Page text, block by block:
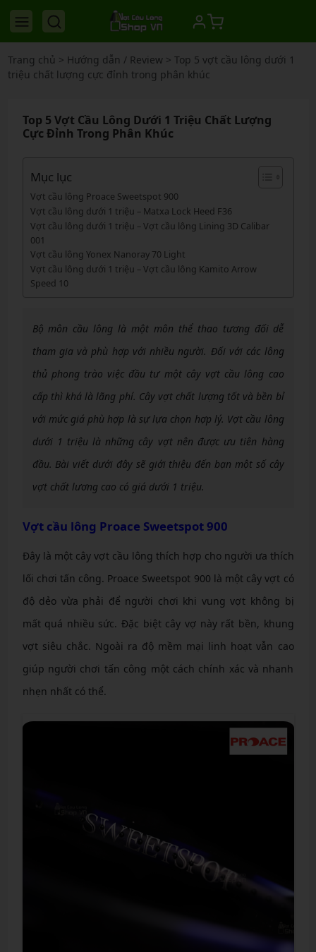
Trang chủ > Hướng dẫn / Review> Top 5 vợt cầu lông dưới 1
triệu chất lượng cực đỉnh trong phân khúc
Top 5 Vợt Cầu Lông Dưới 1 Triệu Chất Lượng
Cực Đỉnh Trong Phân Khúc
Mục lục
Vợt cầu lông Proace Sweetspot 900
Vợt cầu lông dưới 1 triệu – Matxa Lock Heed F36
Vợt cầu lông dưới 1 triệu – Vợt cầu lông Lining 3D Calibar
001
Vợt cầu lông Yonex Nanoray 70 Light
Vợt cầu lông dưới 1 triệu – Vợt cầu lông Kamito Arrow
Speed 10
Bộ môn cầu lông là một môn thể thao tương đối dễ
tham gia và phù hợp với nhiều người. Đối với các lông
thủ phong trào việc đầu tư một cây vợt cầu lông cao
cấp thì khá là lãng phí. Cây vợt chất lượng tốt và bền bỉ
với mức giá phù hợp là sự lựa chọn hợp lý. Vợt cầu lông
dưới 1 triệu là những cây vợt nên được ưu tiên hàng
đầu. Bài viết dưới đây sẽ giới thiệu đến bạn một số cây
vợt chất lương cao có giá dưới 1 triệu.
Vợt cầu lông Proace Sweetspot 900
Đây là một cây vợt cầu lông thích hợp cho người ưa thích
lối chơi tấn công. Proace Sweetspot 900 là một cây vợt có
độ dẻo vừa phải để người chơi khi vung vợt không bị
mất quá nhiều sức. Đặc biệt cây vợ này rất bền, khung
vợt siêu chắc. Ngoài ra độ mềm mại linh hoạt vẫn cao
giúp người chơi tấn công một cách chính xác và nhanh
nhẹn nhất có thể.